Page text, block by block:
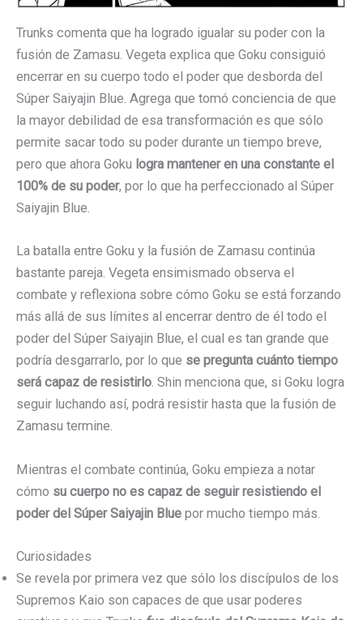
Trunks comenta que ha logrado igualar su poder con la
fusión de Zamasu. Vegeta explica que Goku consiguió
encerrar en su cuerpo todo el poder que desborda del
Súper Saiyajin Blue. Agrega que tomó conciencia de que
la mayor debilidad de esa transformación es que sólo
permite sacar todo su poder durante un tiempo breve,
pero que ahora Goku logra mantener en una constante el
100% de su poder, por lo que ha perfeccionado al Súper
Saiyajin Blue.
La batalla entre Goku y la fusión de Zamasu continúa
bastante pareja. Vegeta ensimismado observa el
combate y reflexiona sobre cómo Goku se está forzando
más allá de sus límites al encerrar dentro de él todo el
poder del Súper Saiyajin Blue, el cual es tan grande que
podría desgarrarlo, por lo que se pregunta cuánto tiempo
será capaz de resistirlo. Shin menciona que, si Goku logra
seguir luchando así, podrá resistir hasta que la fusión de
Zamasu termine.
Mientras el combate continúa, Goku empieza a notar
cómo su cuerpo no es capaz de seguir resistiendo el
poder del Súper Saiyajin Blue por mucho tiempo más.
Curiosidades
Se revela por primera vez que sólo los discípulos de los
Supremos Kaio son capaces de que usar poderes